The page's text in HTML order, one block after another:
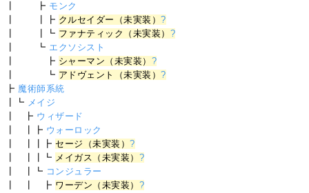
┃ ┣ モンク
┃ ┃┣ クルセイダー（未実装）?
┃ ┃┗ ファナティック（未実装） ?
┃ ┗ エクソシスト
┃ ┣ シャーマン（未実装） ?
┃ ┗ アドヴェント（未実装）?
┣ 魔術師系統
┃┗ メイジ
┃ ┣ ウィザード
┃ ┃┣ ウォーロック
┃ ┃┃┣ セージ（未実装）?
┃ ┃┃┗ メイガス（未実装） ?
┃ ┃┗ コンジュラー
┃ ┃ ┣ ワーデン（未実装） ?